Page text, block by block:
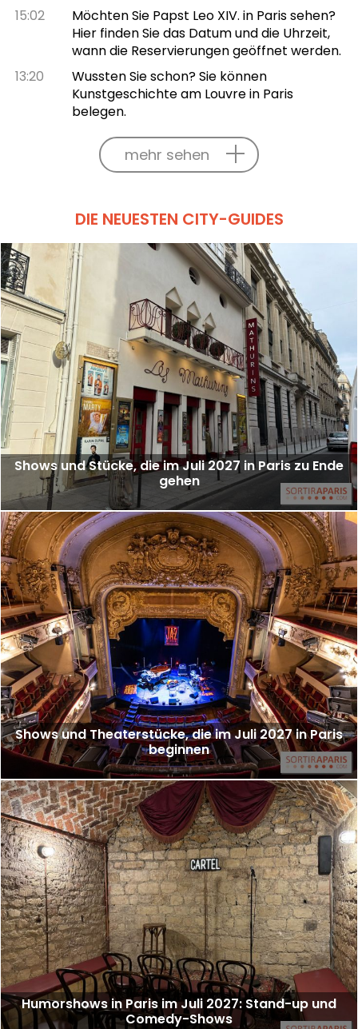
15:02
Möchten Sie Papst Leo XIV. in Paris sehen?
Hier finden Sie das Datum und die Uhrzeit,
wann die Reservierungen geöffnet werden.
13:20
Wussten Sie schon? Sie können
Kunstgeschichte am Louvre in Paris
belegen.
mehr sehen
DIE NEUESTEN CITY-GUIDES
Shows und Stücke, die im Juli 2027 in Paris zu Ende
gehen
Shows und Theaterstücke, die im Juli 2027 in Paris
beginnen
Humorshows in Paris im Juli 2027: Stand-up und
Comedy-Shows